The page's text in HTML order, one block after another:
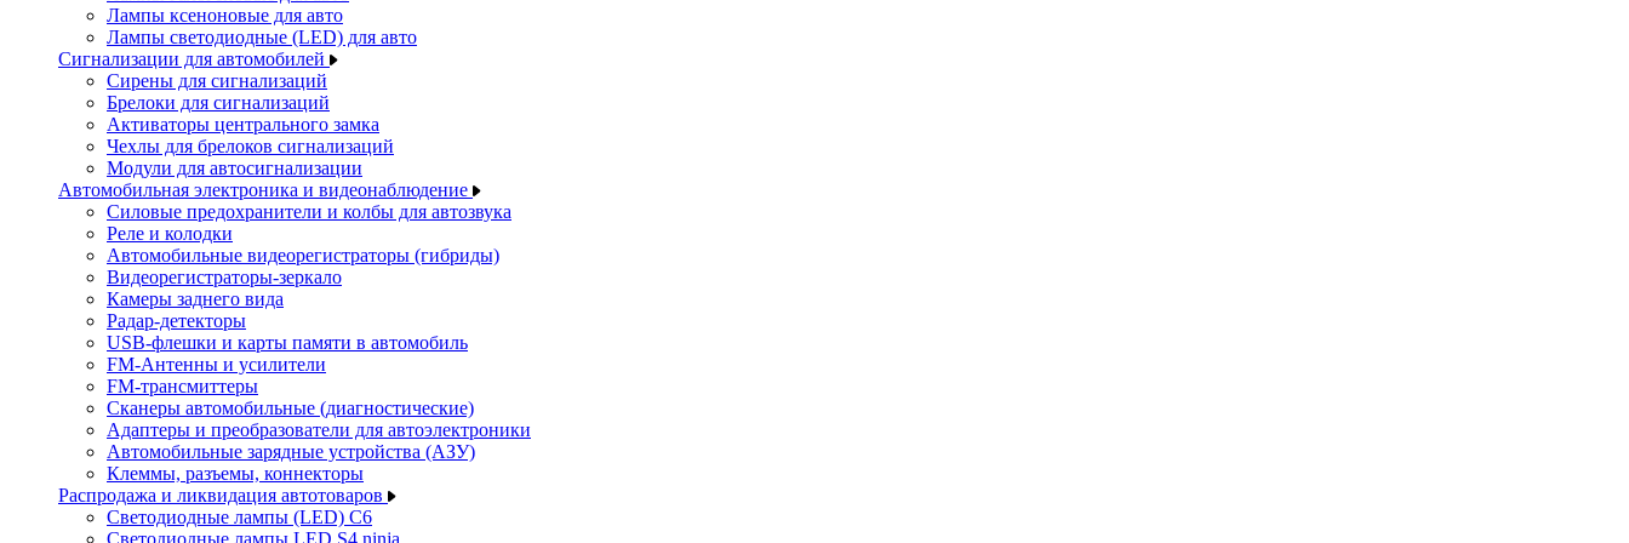
Лампы ксеноновые для авто
Лампы светодиодные (LED) для авто
Сигнализации для автомобилей
Сирены для сигнализаций
Брелоки для сигнализаций
Активаторы центрального замка
Чехлы для брелоков сигнализаций
Модули для автосигнализации
Автомобильная электроника и видеонаблюдение
Силовые предохранители и колбы для автозвука
Реле и колодки
Автомобильные видеорегистраторы (гибриды)
Видеорегистраторы-зеркало
Камеры заднего вида
Радар-детекторы
USB-флешки и карты памяти в автомобиль
FM-Антенны и усилители
FM-трансмиттеры
Сканеры автомобильные (диагностические)
Адаптеры и преобразователи для автоэлектроники
Автомобильные зарядные устройства (АЗУ)
Клеммы, разъемы, коннекторы
Распродажа и ликвидация автотоваров
Светодиодные лампы (LED) C6
Светодиодные лампы LED S4 ninja